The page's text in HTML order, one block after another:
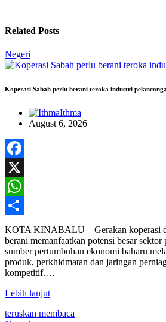
Related Posts
Negeri
Koperasi Sabah perlu berani teroka industri
Ithma
August 6, 2026
Facebook
X
WhatsApp
Share
KOTA KINABALU – Gerakan koperasi
berani memanfaatkan potensi besar sektor
sumber pertumbuhan ekonomi baharu
produk, perkhidmatan dan jaringan
kompetitif.…
Lebih lanjut
teruskan membaca